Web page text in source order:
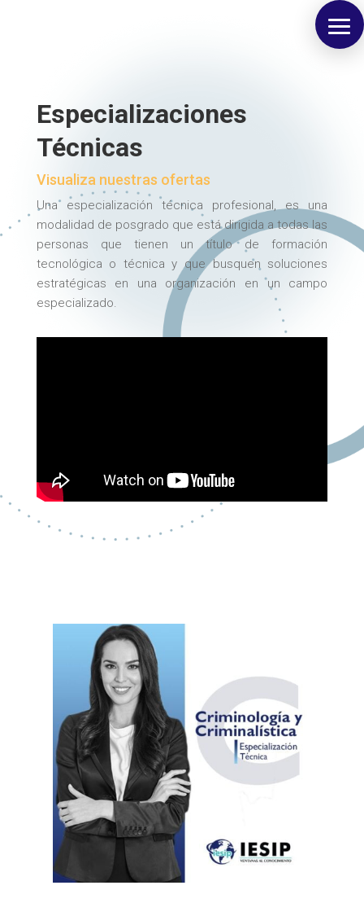
Especializaciones
Técnicas
Visualiza nuestras ofertas
Una especialización técnica profesional, es una
modalidad de posgrado que está dirigida a todas las
personas que tienen un título de formación
tecnológica o técnica y que busquen soluciones
estratégicas en una organización en un campo
especializado.